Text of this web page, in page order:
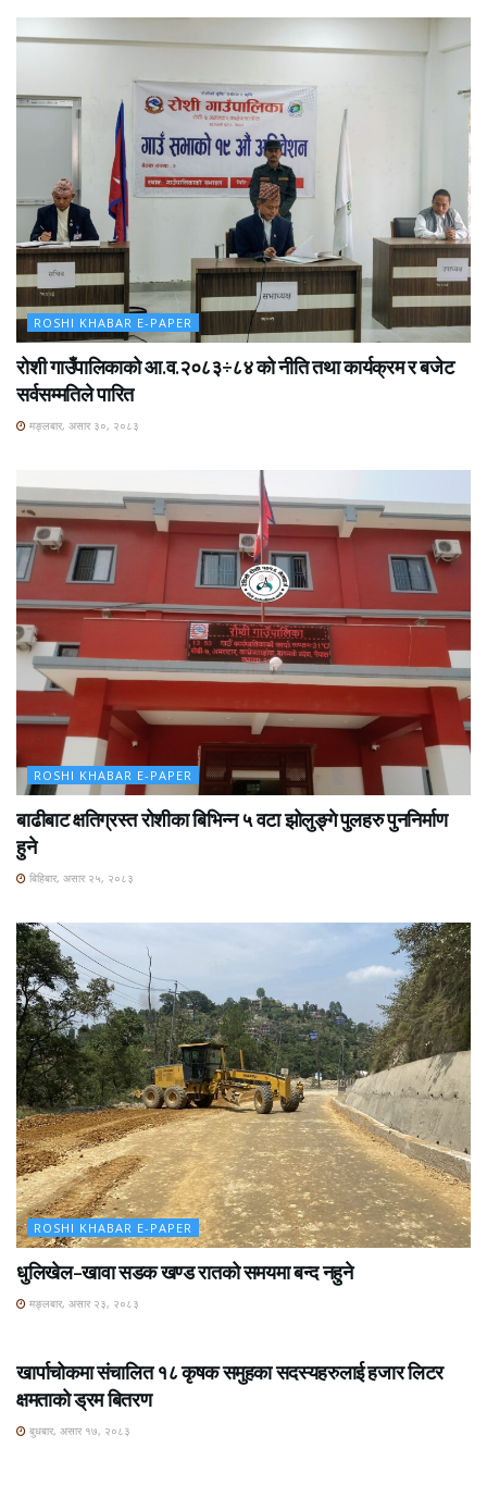
ROSHI KHABAR E-PAPER
रोशी गाउँपालिकाको आ.व.२०८३÷८४ को नीति तथा कार्यक्रम र बजेट
सर्वसम्मतिले पारित
मङ्लबार, असार ३०, २०८३
ROSHI KHABAR E-PAPER
बाढीबाट क्षतिग्रस्त रोशीका बिभिन्न ५ वटा झोलुङ्गे पुलहरु पुननिर्माण
हुने
बिहिबार, असार २५, २०८३
ROSHI KHABAR E-PAPER
धुलिखेल–खावा सडक खण्ड रातको समयमा बन्द नहुने
मङ्लबार, असार २३, २०८३
खार्पाचोकमा संचालित १८ कृषक समुहका सदस्यहरुलाई हजार लिटर
क्षमताको ड्रम बितरण
बुधबार, असार १७, २०८३